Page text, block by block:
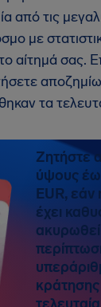
από τις
με
αίτημά σας.
τα
Ζητήστε
ύψους
EUR, εάν
έχει
ακυρωθεί